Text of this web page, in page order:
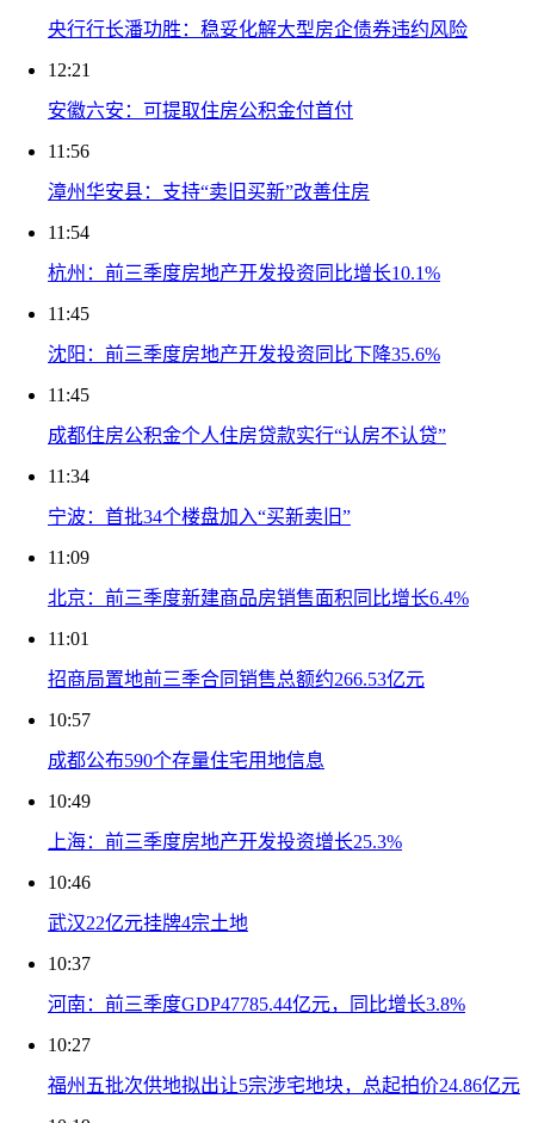
央行行长潘功胜：稳妥化解大型房企债券违约风险
12:21
安徽六安：可提取住房公积金付首付
11:56
漳州华安县：支持“卖旧买新”改善住房
11:54
杭州：前三季度房地产开发投资同比增长10.1%
11:45
沈阳：前三季度房地产开发投资同比下降35.6%
11:45
成都住房公积金个人住房贷款实行“认房不认贷”
11:34
宁波：首批34个楼盘加入“买新卖旧”
11:09
北京：前三季度新建商品房销售面积同比增长6.4%
11:01
招商局置地前三季合同销售总额约266.53亿元
10:57
成都公布590个存量住宅用地信息
10:49
上海：前三季度房地产开发投资增长25.3%
10:46
武汉22亿元挂牌4宗土地
10:37
河南：前三季度GDP47785.44亿元，同比增长3.8%
10:27
福州五批次供地拟出让5宗涉宅地块，总起拍价24.86亿元